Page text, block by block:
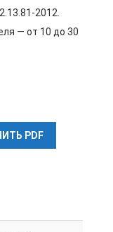
2012.
— от 10 до 30
PDF